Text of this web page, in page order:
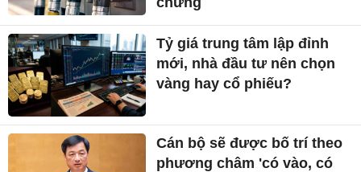
Tỷ giá trung tâm lập đỉnh
mới, nhà đầu tư nên chọn
vàng hay cổ phiếu?
Cán bộ sẽ được bố trí theo
phương châm 'có vào, có